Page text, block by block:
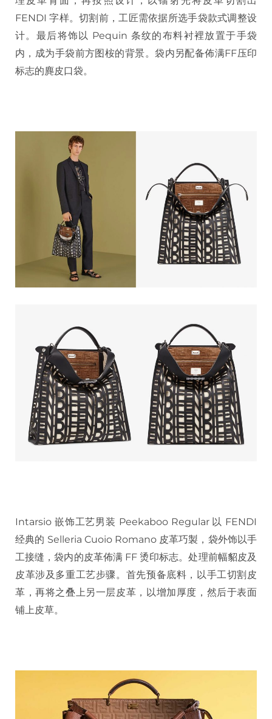
FENDI 字样。切割前，工匠需依据所选手袋款式调整设
计。最后将饰以 Pequin 条纹的布料衬裡放置于手袋
内，成为手袋前方图桉的背景。袋内另配备佈满FF压印
标志的麂皮口袋。
Intarsio 嵌饰工艺男装 Peekaboo Regular 以 FENDI
经典的 Selleria Cuoio Romano 皮革巧製，袋外饰以手
工接缝，袋内的皮革佈满 FF 烫印标志。处理前幅貂皮及
皮革涉及多重工艺步骤。首先预备底料，以手工切割皮
革，再将之叠上另一层皮革，以增加厚度，然后于表面
铺上皮草。